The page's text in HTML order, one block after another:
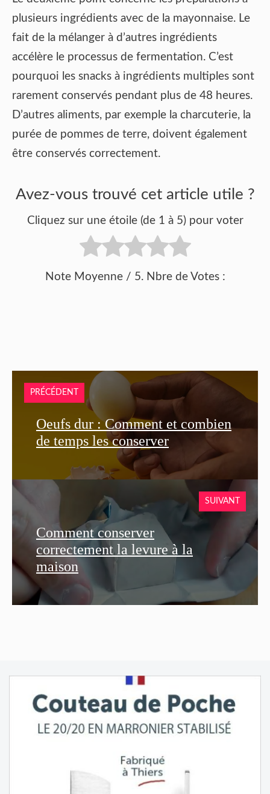
plusieurs ingrédients avec de la mayonnaise. Le
fait de la mélanger à d’autres ingrédients
accélère le processus de fermentation. C’est
pourquoi les snacks à ingrédients multiples sont
rarement conservés pendant plus de 48 heures.
D’autres aliments, par exemple la charcuterie, la
purée de pommes de terre, doivent également
être conservés correctement.
Avez-vous trouvé cet article utile ?
Cliquez sur une étoile (de 1 à 5) pour voter
Note Moyenne / 5. Nbre de Votes :
PRÉCÉDENT
Oeufs dur : Comment et combien
de temps les conserver
SUIVANT
Comment conserver
correctement la levure à la
maison